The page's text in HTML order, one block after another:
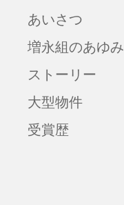
あいさつ
増永組のあゆみ
ストーリー
大型物件
受賞歴